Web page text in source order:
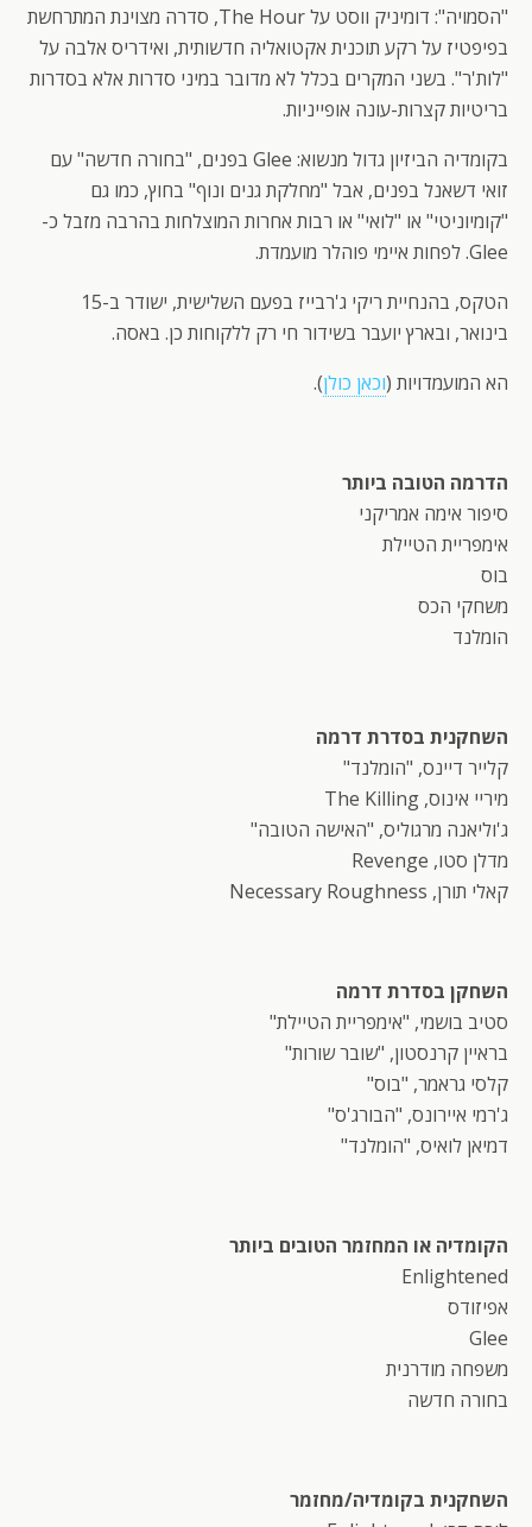
"הסמויה": דומיניק ווסט על The Hour, סדרה מצוינת המתרחשת
בפיפטיז על רקע תוכנית אקטואליה חדשותית, ואידריס אלבה על
"לות'ר". בשני המקרים בכלל לא מדובר במיני סדרות אלא בסדרות
בריטיות קצרות-עונה אופייניות.
בקומדיה הביזיון גדול מנשוא: Glee בפנים, "בחורה חדשה" עם
זואי דשאנל בפנים, אבל "מחלקת גנים ונוף" בחוץ, כמו גם
"קומיוניטי" או "לואי" או רבות אחרות המוצלחות בהרבה מזבל כ-
Glee. לפחות איימי פוהלר מועמדת.
הטקס, בהנחיית ריקי ג'רבייז בפעם השלישית, ישודר ב-15
בינואר, ובארץ יועבר בשידור חי רק ללקוחות כן. באסה.
הא המועמדויות (וכאן כולן).
הדרמה הטובה ביותר
סיפור אימה אמריקני
אימפריית הטיילת
בוס
משחקי הכס
הומלנד
השחקנית בסדרת דרמה
קלייר דיינס, "הומלנד"
מיריי אינוס, The Killing
ג'וליאנה מרגוליס, "האישה הטובה"
מדלן סטו, Revenge
קאלי תורן, Necessary Roughness
השחקן בסדרת דרמה
סטיב בושמי, "אימפריית הטיילת"
בראיין קרנסטון, "שובר שורות"
קלסי גראמר, "בוס"
ג'רמי איירונס, "הבורג'ס"
דמיאן לואיס, "הומלנד"
הקומדיה או המחזמר הטובים ביותר
Enlightened
אפיזודס
Glee
משפחה מודרנית
בחורה חדשה
השחקנית בקומדיה/מחזמר